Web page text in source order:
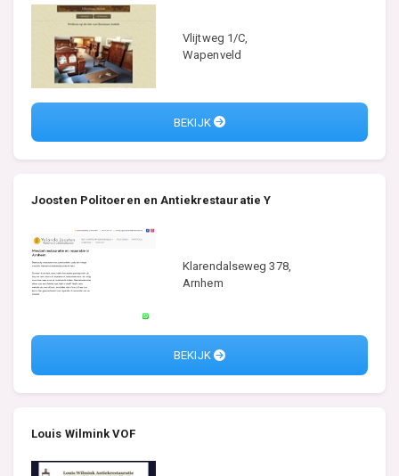
Vlijtweg 1/C,
Wapenveld
BEKIJK
Joosten Politoeren en Antiekrestauratie Y
Klarendalseweg 378,
Arnhem
BEKIJK
Louis Wilmink VOF